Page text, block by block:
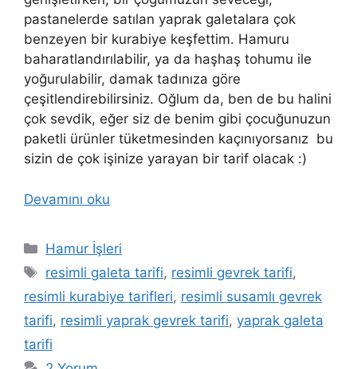
pastanelerde satılan yaprak galetalara çok
benzeyen bir kurabiye keşfettim. Hamuru
baharatlandırılabilir, ya da haşhaş tohumu ile
yoğurulabilir, damak tadınıza göre
çeşitlendirebilirsiniz. Oğlum da, ben de bu halini
çok sevdik, eğer siz de benim gibi çocuğunuzun
paketli ürünler tüketmesinden kaçınıyorsanız bu
sizin de çok işinize yarayan bir tarif olacak :)
Devamını oku
Kategoriler
Hamur İşleri
Etiketler
resimli galeta tarifi, resimli gevrek tarifi,
resimli kurabiye tarifleri, resimli susamlı gevrek
tarifi, resimli yaprak gevrek tarifi, yaprak galeta
tarifi